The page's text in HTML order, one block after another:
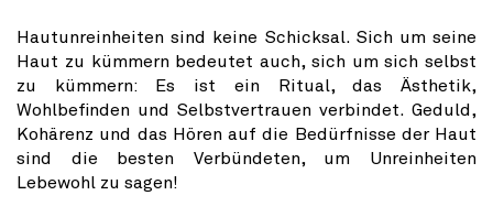
Hautunreinheiten sind keine Schicksal. Sich um seine
Haut zu kümmern bedeutet auch, sich um sich selbst
zu kümmern: Es ist ein Ritual, das Ästhetik,
Wohlbefinden und Selbstvertrauen verbindet. Geduld,
Kohärenz und das Hören auf die Bedürfnisse der Haut
sind die besten Verbündeten, um Unreinheiten
Lebewohl zu sagen!